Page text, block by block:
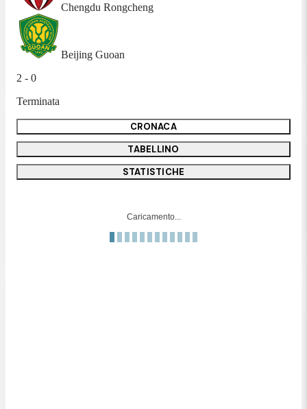
Chengdu Rongcheng
Beijing Guoan
2 - 0
Terminata
CRONACA
TABELLINO
STATISTICHE
Caricamento...